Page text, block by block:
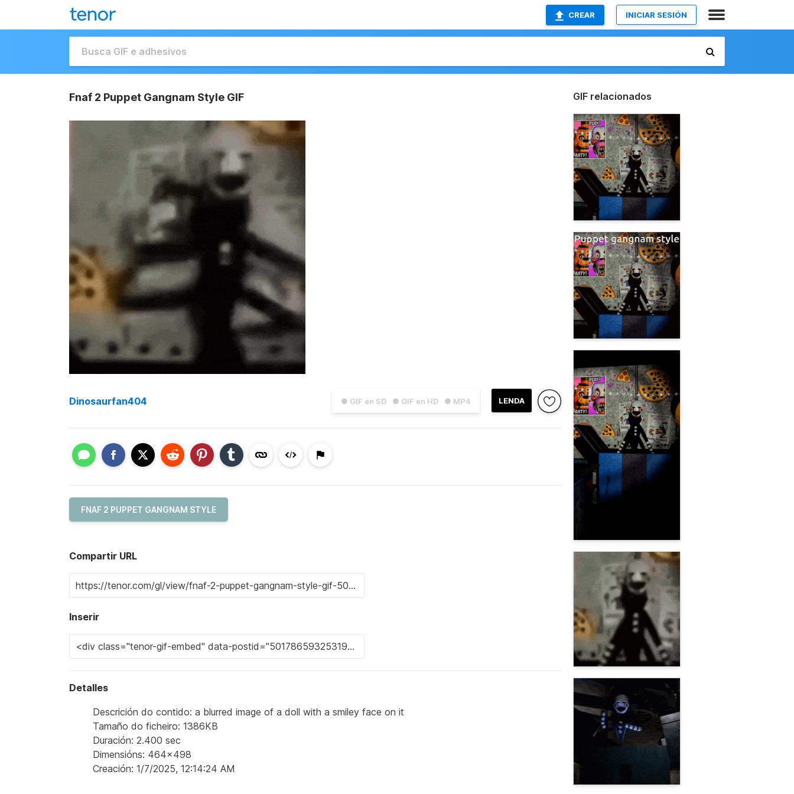
CREAR INICIAR SESIÓN
Fnaf 2 Puppet Gangnam Style GIF
● GIF en SD ● GIF en HD ● MP4 LENDA
Dinosaurfan404
FNAF 2 PUPPET GANGNAM STYLE
Compartir URL
Inserir
Detalles
Descrición do contido: a blurred image of a doll with a smiley face on it
Tamaño do ficheiro: 1386KB
Duración: 2.400 sec
Dimensións: 464x498
Creación: 1/7/2025, 12:14:24 AM
GIF relacionados